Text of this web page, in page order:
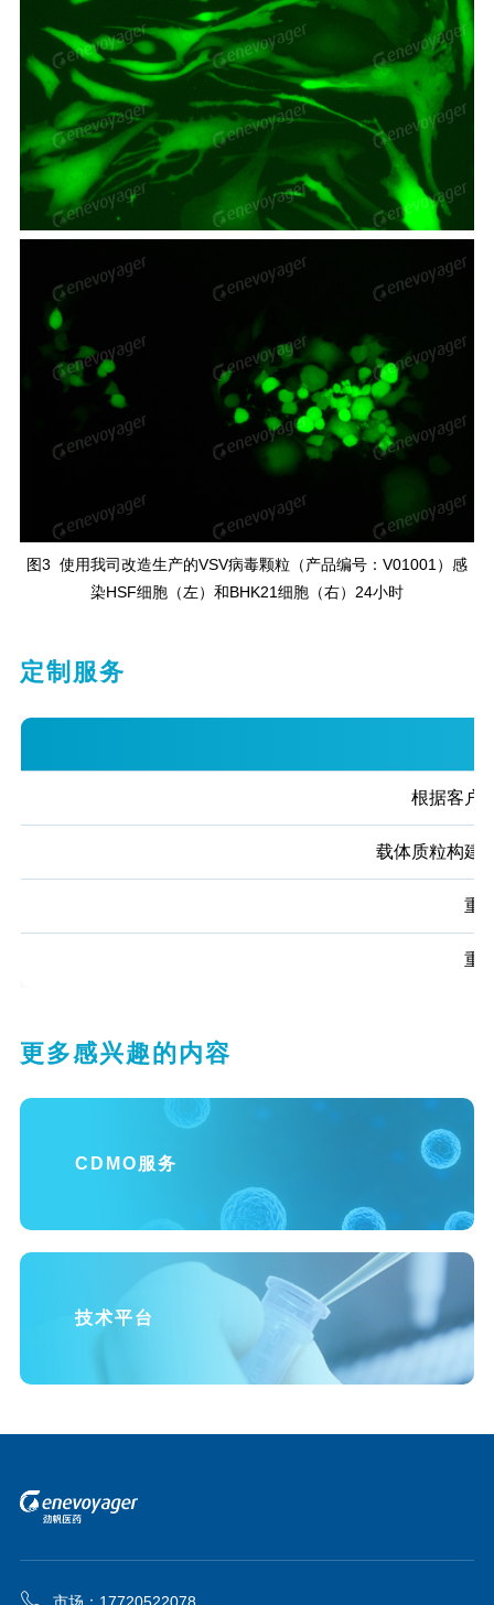
图3 使用我司改造生产的VSV病毒颗粒（产品编号：V01001）感
染HSF细胞（左）和BHK21细胞（右）24小时
定制服务
根据客户
载体质粒构建
重
重
更多感兴趣的内容
CDMO服务
技术平台
市场：17720522078